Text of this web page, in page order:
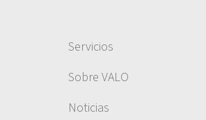
Servicios
Sobre VALO
Noticias